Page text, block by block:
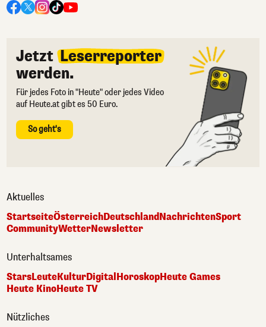
Jetzt Leserreporter
werden.
Für jedes Foto in "Heute" oder jedes Video
auf Heute.at gibt es 50 Euro.
So geht's
Aktuelles
StartseiteÖsterreichDeutschlandNachrichtenSport
CommunityWetterNewsletter
Unterhaltsames
StarsLeuteKulturDigitalHoroskopHeute Games
Heute KinoHeute TV
Nützliches